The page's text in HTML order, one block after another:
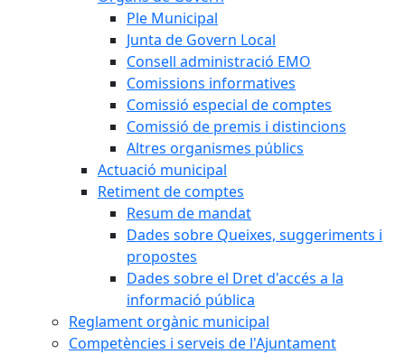
Ple Municipal
Junta de Govern Local
Consell administració EMO
Comissions informatives
Comissió especial de comptes
Comissió de premis i distincions
Altres organismes públics
Actuació municipal
Retiment de comptes
Resum de mandat
Dades sobre Queixes, suggeriments i
propostes
Dades sobre el Dret d'accés a la
informació pública
Reglament orgànic municipal
Competències i serveis de l'Ajuntament